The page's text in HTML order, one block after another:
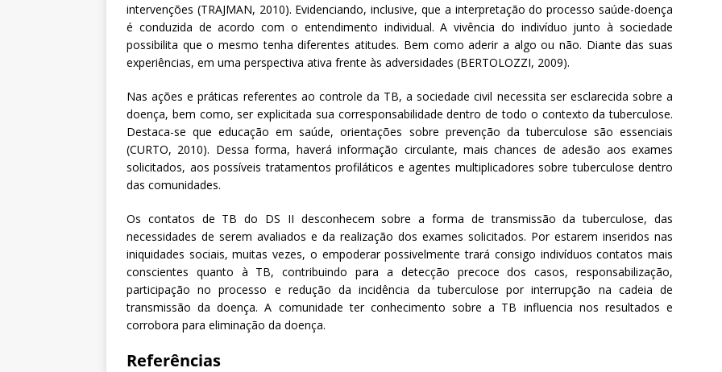
intervenções (TRAJMAN, 2010). Evidenciando, inclusive, que a interpretação do processo saúde-doença
é conduzida de acordo com o entendimento individual. A vivência do indivíduo junto à sociedade
possibilita que o mesmo tenha diferentes atitudes. Bem como aderir a algo ou não. Diante das suas
experiências, em uma perspectiva ativa frente às adversidades (BERTOLOZZI, 2009).
Nas ações e práticas referentes ao controle da TB, a sociedade civil necessita ser esclarecida sobre a
doença, bem como, ser explicitada sua corresponsabilidade dentro de todo o contexto da tuberculose.
Destaca-se que educação em saúde, orientações sobre prevenção da tuberculose são essenciais
(CURTO, 2010). Dessa forma, haverá informação circulante, mais chances de adesão aos exames
solicitados, aos possíveis tratamentos profiláticos e agentes multiplicadores sobre tuberculose dentro
das comunidades.
Os contatos de TB do DS II desconhecem sobre a forma de transmissão da tuberculose, das
necessidades de serem avaliados e da realização dos exames solicitados. Por estarem inseridos nas
iniquidades sociais, muitas vezes, o empoderar possivelmente trará consigo indivíduos contatos mais
conscientes quanto à TB, contribuindo para a detecção precoce dos casos, responsabilização,
participação no processo e redução da incidência da tuberculose por interrupção na cadeia de
transmissão da doença. A comunidade ter conhecimento sobre a TB influencia nos resultados e
corrobora para eliminação da doença.
Referências